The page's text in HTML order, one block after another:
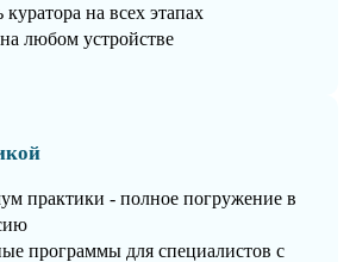
на всех этапах
любом устройстве
практики - полное погружение в
программы для специалистов с